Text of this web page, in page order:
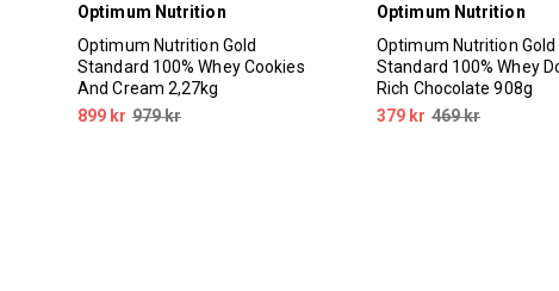
Optimum Nutrition
Optimum Nutrition Gold
Standard 100% Whey Cookies
And Cream 2,27kg
899 kr 979 kr
Optimum Nutrition
Optimum Nutrition Gold
Standard 100% Whey
Rich Chocolate 908g
379 kr 469 kr